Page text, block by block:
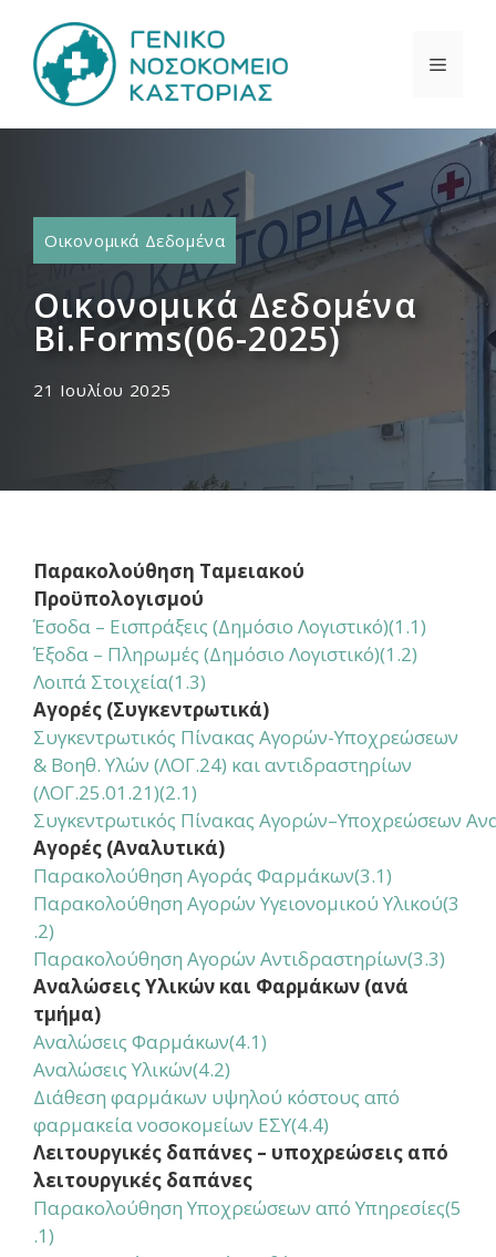
περιεχόμενο
Οικονομικά Δεδομένα
Οικονομικά Δεδομένα
Bi.Forms(06-2025)
21 Ιουλίου 2025
Παρακολούθηση Ταμειακού
Προϋπολογισμού
Έσοδα – Εισπράξεις (Δημόσιο Λογιστικό)(1.1)
Έξοδα – Πληρωμές (Δημόσιο Λογιστικό)(1.2)
Λοιπά Στοιχεία(1.3)
Αγορές (Συγκεντρωτικά)
Συγκεντρωτικός Πίνακας Αγορών-Υποχρεώσεων
& Βοηθ. Υλών (ΛΟΓ.24) και αντιδραστηρίων
(ΛΟΓ.25.01.21)(2.1)
Συγκεντρωτικός Πίνακας Αγορών–Υποχρεώσεων
Αγορές (Αναλυτικά)
Παρακολούθηση Αγοράς Φαρμάκων(3.1)
Παρακολούθηση Αγορών Υγειονομικού Υλικού(3
.2)
Παρακολούθηση Αγορών Αντιδραστηρίων(3.3)
Αναλώσεις Υλικών και Φαρμάκων (ανά
τμήμα)
Αναλώσεις Φαρμάκων(4.1)
Αναλώσεις Υλικών(4.2)
Διάθεση φαρμάκων υψηλού κόστους από
φαρμακεία νοσοκομείων ΕΣΥ(4.4)
Λειτουργικές δαπάνες – υποχρεώσεις από
λειτουργικές δαπάνες
Παρακολούθηση Υποχρεώσεων από Υπηρεσίες(5
.1)